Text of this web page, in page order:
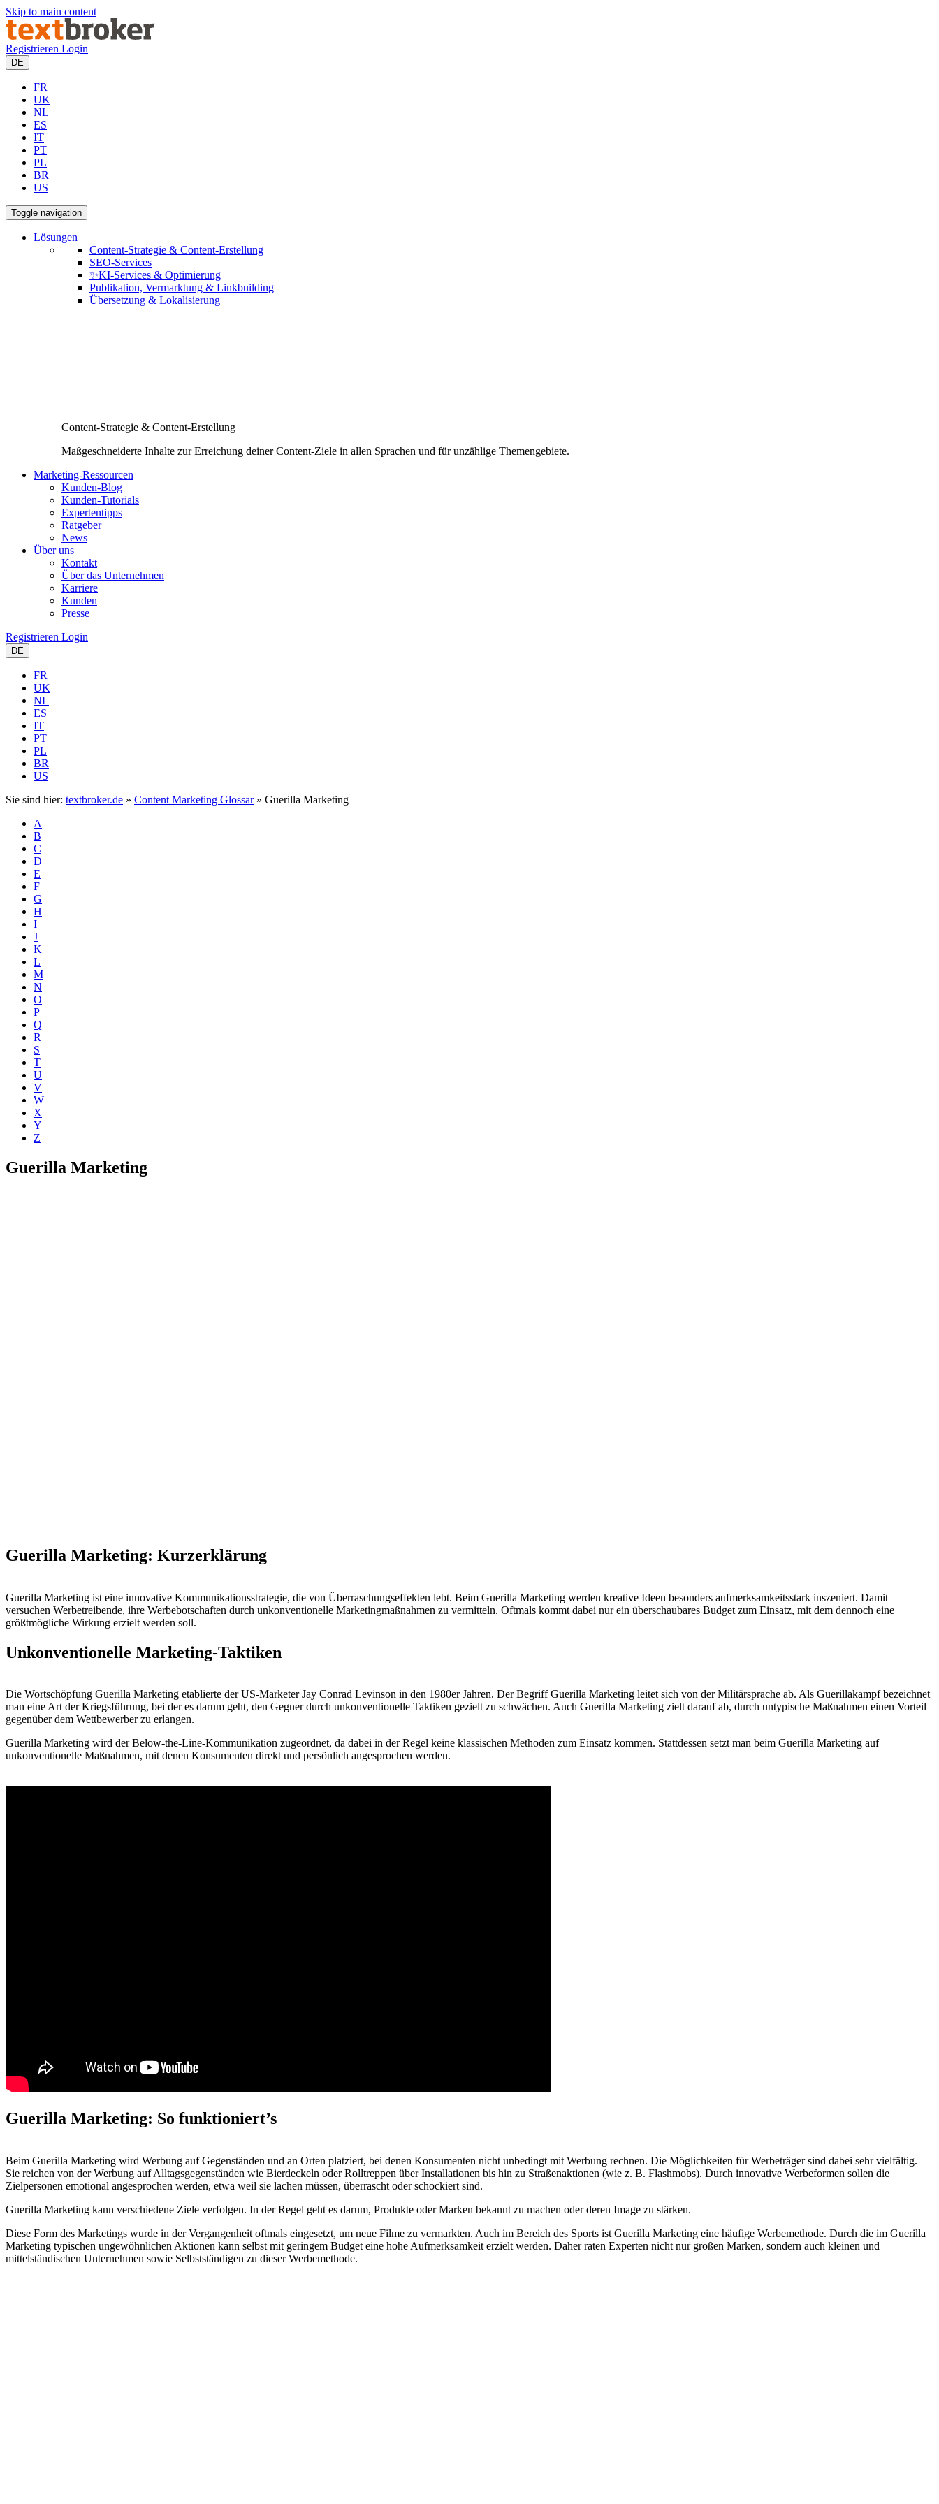
Skip to main content
Registrieren Login
DE
FR
UK
NL
ES
IT
PT
PL
BR
US
Toggle navigation
Lösungen
Content-Strategie & Content-Erstellung
SEO-Services
✨KI-Services & Optimierung
Publikation, Vermarktung & Linkbuilding
Übersetzung & Lokalisierung
Content-Strategie & Content-Erstellung
Maßgeschneiderte Inhalte zur Erreichung deiner Content-Ziele in allen Sprachen und für unzählige Themengebiete.
Marketing-Ressourcen
Kunden-Blog
Kunden-Tutorials
Expertentipps
Ratgeber
News
Über uns
Kontakt
Über das Unternehmen
Karriere
Kunden
Presse
Registrieren Login
DE
FR
UK
NL
ES
IT
PT
PL
BR
US
Sie sind hier: textbroker.de » Content Marketing Glossar» Guerilla Marketing
A
B
C
D
E
F
G
H
I
J
K
L
M
N
O
P
Q
R
S
T
U
V
W
X
Y
Z
Guerilla Marketing
Guerilla Marketing: Kurzerklärung
Guerilla Marketing ist eine innovative Kommunikationsstrategie, die von Überraschungseffekten lebt. Beim Guerilla Marketing werden kreative Ideen besonders aufmerksamkeitsstark inszeniert. Damit
versuchen Werbetreibende, ihre Werbebotschaften durch unkonventionelle Marketingmaßnahmen zu vermitteln. Oftmals kommt dabei nur ein überschaubares Budget zum Einsatz, mit dem dennoch eine
größtmögliche Wirkung erzielt werden soll.
Unkonventionelle Marketing-Taktiken
Die Wortschöpfung Guerilla Marketing etablierte der US-Marketer Jay Conrad Levinson in den 1980er Jahren. Der Begriff Guerilla Marketing leitet sich von der Militärsprache ab. Als Guerillakampf bezeichnet
man eine Art der Kriegsführung, bei der es darum geht, den Gegner durch unkonventionelle Taktiken gezielt zu schwächen. Auch Guerilla Marketing zielt darauf ab, durch untypische Maßnahmen einen Vorteil
gegenüber dem Wettbewerber zu erlangen.
Guerilla Marketing wird der Below-the-Line-Kommunikation zugeordnet, da dabei in der Regel keine klassischen Methoden zum Einsatz kommen. Stattdessen setzt man beim Guerilla Marketing auf
unkonventionelle Maßnahmen, mit denen Konsumenten direkt und persönlich angesprochen werden.
Guerilla Marketing: So funktioniert’s
Beim Guerilla Marketing wird Werbung auf Gegenständen und an Orten platziert, bei denen Konsumenten nicht unbedingt mit Werbung rechnen. Die Möglichkeiten für Werbeträger sind dabei sehr vielfältig.
Sie reichen von der Werbung auf Alltagsgegenständen wie Bierdeckeln oder Rolltreppen über Installationen bis hin zu Straßenaktionen (wie z. B. Flashmobs). Durch innovative Werbeformen sollen die
Zielpersonen emotional angesprochen werden, etwa weil sie lachen müssen, überrascht oder schockiert sind.
Guerilla Marketing kann verschiedene Ziele verfolgen. In der Regel geht es darum, Produkte oder Marken bekannt zu machen oder deren Image zu stärken.
Diese Form des Marketings wurde in der Vergangenheit oftmals eingesetzt, um neue Filme zu vermarkten. Auch im Bereich des Sports ist Guerilla Marketing eine häufige Werbemethode. Durch die im Guerilla
Marketing typischen ungewöhnlichen Aktionen kann selbst mit geringem Budget eine hohe Aufmerksamkeit erzielt werden. Daher raten Experten nicht nur großen Marken, sondern auch kleinen und
mittelständischen Unternehmen sowie Selbstständigen zu dieser Werbemethode.